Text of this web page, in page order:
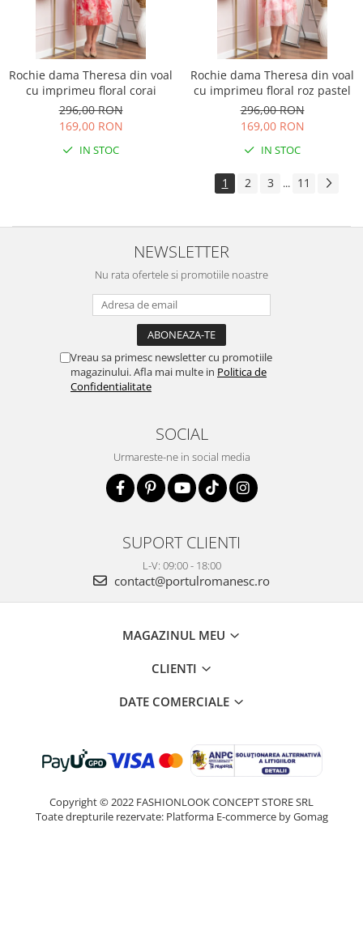
Rochie dama Theresa din voal
cu imprimeu floral corai
296,00 RON
169,00 RON
IN STOC
Rochie dama Theresa din voal
cu imprimeu floral roz pastel
296,00 RON
169,00 RON
IN STOC
1 2 3 ... 11
NEWSLETTER
Nu rata ofertele si promotiile noastre
Vreau sa primesc newsletter cu promotiile
magazinului. Afla mai multe in Politica de
Confidentialitate
SOCIAL
Urmareste-ne in social media
SUPORT CLIENTI
L-V: 09:00 - 18:00
contact@portulromanesc.ro
MAGAZINUL MEU
CLIENTI
DATE COMERCIALE
Copyright © 2022 FASHIONLOOK CONCEPT STORE SRL
Toate drepturile rezervate: Platforma E-commerce by Gomag